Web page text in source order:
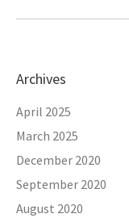
Archives
April 2025
March 2025
December 2020
September 2020
August 2020